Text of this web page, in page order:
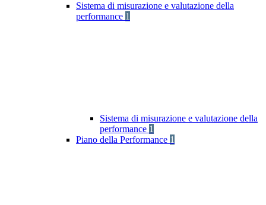
Sistema di misurazione e valutazione della
performance 1
Sistema di misurazione e valutazione della
performance 1
Piano della Performance 1